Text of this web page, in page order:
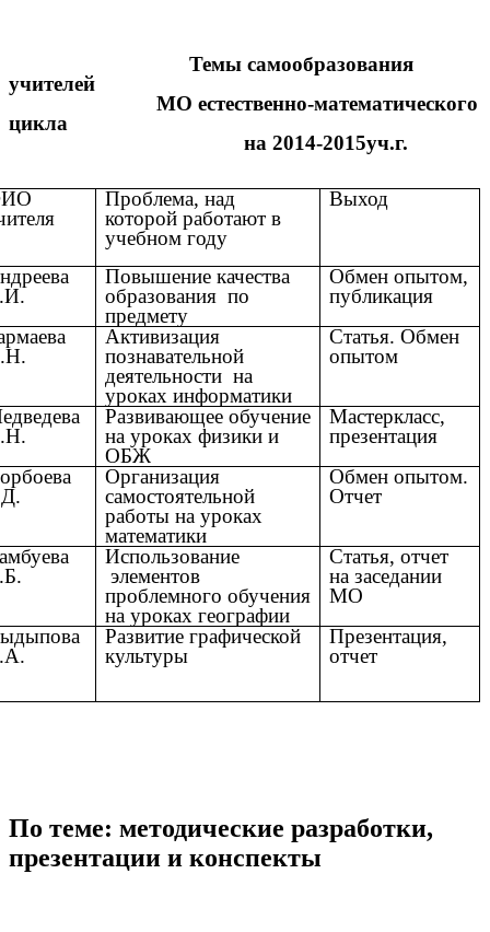
Темы самообразования
учителей
МО естественно-математического
цикла
на 2014-2015уч.г.
Проблема, над
которой работают в
учебном году
Выход
Повышение качества
образования по
предмету
Обмен опытом,
публикация
Активизация
познавательной
деятельности на
уроках информатики
Статья. Обмен
опытом
Развивающее обучение
на уроках физики и
ОБЖ
Мастеркласс,
презентация
Организация
самостоятельной
работы на уроках
математики
Обмен опытом.
Отчет
Использование
элементов
проблемного обучения
на уроках географии
Статья, отчет
на заседании
МО
Развитие графической
культуры
Презентация,
отчет
По теме: методические разработки,
презентации и конспекты